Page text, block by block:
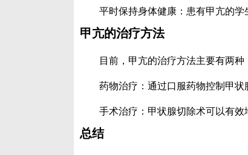
平时保持身体健康：患有甲亢的
甲亢的治疗方法
目前，甲亢的治疗方法主要有两种
药物治疗：通过口服药物控制甲状
手术治疗：甲状腺切除术可以有效
总结